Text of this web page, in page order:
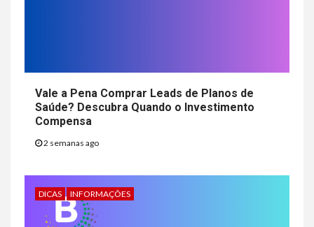
Vale a Pena Comprar Leads de Planos de
Saúde? Descubra Quando o Investimento
Compensa
2 semanas ago
DICAS INFORMAÇÕES